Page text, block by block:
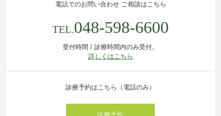
電話でのお問い合わせご相談はこちら
TEL.048-598-6600
受付時間 / 診療時間内のみ受付。
詳しくはこちら
診療予約はこちら（電話のみ）